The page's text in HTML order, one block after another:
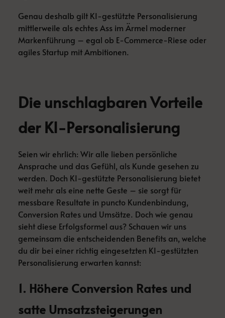
Genau deshalb gilt KI-gestützte Personalisierung
mittlerweile als echtes Ass im Ärmel moderner
Markenführung – egal ob E-Commerce-Riese oder
agiles Startup mit Ambitionen.
Die unschlagbaren Vorteile
der KI-Personalisierung
Seien wir ehrlich: Wir alle lieben persönliche
Ansprache und das Gefühl, als Kunde gesehen zu
werden. Doch KI-gestützte Personalisierung bietet
weit mehr als eine nette Geste – sie sorgt für
messbare Resultate in puncto Kundenbindung,
Conversion Rates und Umsätze. Doch wie genau
sieht diese Erfolgsformel aus? Schauen wir uns
gemeinsam die entscheidenden Benefits an, welche
du dir bei einer richtig eingesetzten KI-gestützten
Personalisierung erwarten kannst:
1. Höhere Conversion Rates und
satte Umsatzsteigerungen